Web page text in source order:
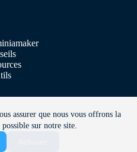
assurer que nous vous offrons la
sur notre site.
Thumbmagic
légales
miniamaker.fr -